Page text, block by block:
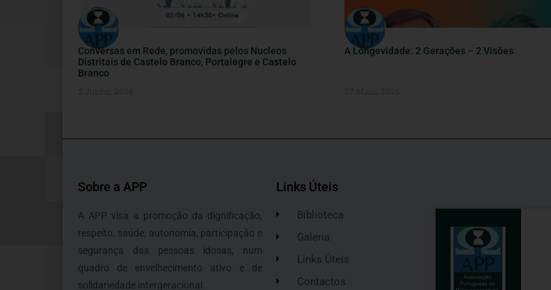
Conversas em Rede, promovidas pelos Nucleos
Distritais de Castelo Branco, Portalegre e Castelo
Branco
A Longevidade: 2 Gerações – 2 Visões
Sobre a APP
A APP visa a promoção da dignificação,
respeito, saúde, autonomia, participação e
segurança das pessoas idosas, num
quadro de envelhecimento ativo e de
solidariedade intergeracional.
Links Úteis
Biblioteca
Galeria
Links Úteis
Contactos